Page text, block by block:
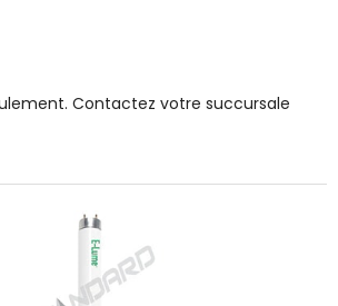
Contactez votre succursale